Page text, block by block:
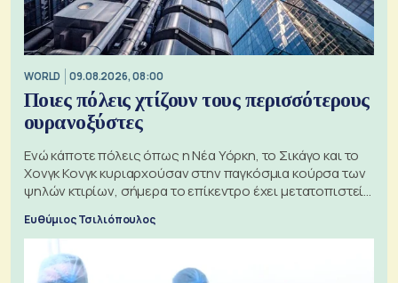
WORLD 09.08.2026, 08:00
Ποιες πόλεις χτίζουν τους περισσότερους
ουρανοξύστες
Ενώ κάποτε πόλεις όπως η Νέα Υόρκη, το Σικάγο και το
Χονγκ Κονγκ κυριαρχούσαν στην παγκόσμια κούρσα των
ψηλών κτιρίων, σήμερα το επίκεντρο έχει μετατοπιστεί
Ευθύμιος Τσιλιόπουλος